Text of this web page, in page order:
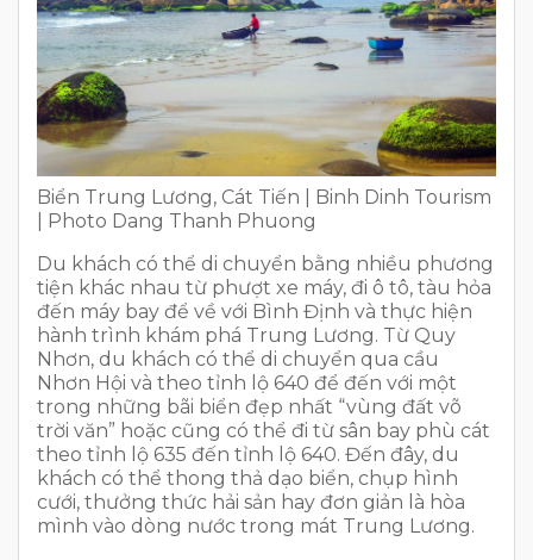
Biển Trung Lương, Cát Tiến | Binh Dinh Tourism
| Photo Dang Thanh Phuong
Du khách có thể di chuyển bằng nhiều phương
tiện khác nhau từ phượt xe máy, đi ô tô, tàu hỏa
đến máy bay để về với Bình Định và thực hiện
hành trình khám phá Trung Lương. Từ Quy
Nhơn, du khách có thể di chuyển qua cầu
Nhơn Hội và theo tỉnh lộ 640 để đến với một
trong những bãi biển đẹp nhất “vùng đất võ
trời văn” hoặc cũng có thể đi từ sân bay phù cát
theo tỉnh lộ 635 đến tỉnh lộ 640. Đến đây, du
khách có thể thong thả dạo biển, chụp hình
cưới, thưởng thức hải sản hay đơn giản là hòa
mình vào dòng nước trong mát Trung Lương.